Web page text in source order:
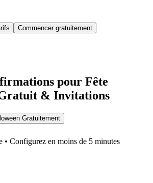
Commencer gratuitement
pour Fête
& Invitations
Gratuitement
• Configurez en moins de 5 minutes